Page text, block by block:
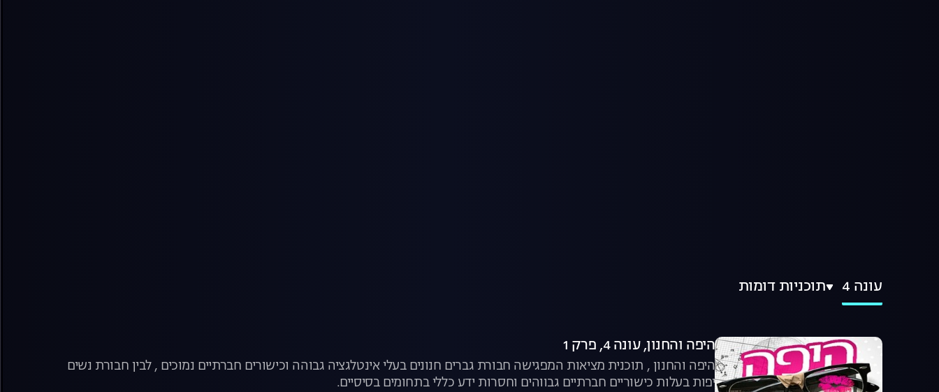
עונה 4 תוכניות דומות
היפה והחנון, עונה 4, פרק 1
היפה והחנון , תוכנית מציאות המפגישה חבורת גברים חנונים בעלי אינטלגציה גבוהה וכישורים חברתיים נמוכים , לבין חבורת נשים
יפות בעלות כישוריים חברתיים גבווהים וחסרות ידע כללי בתחומים בסיסיים.